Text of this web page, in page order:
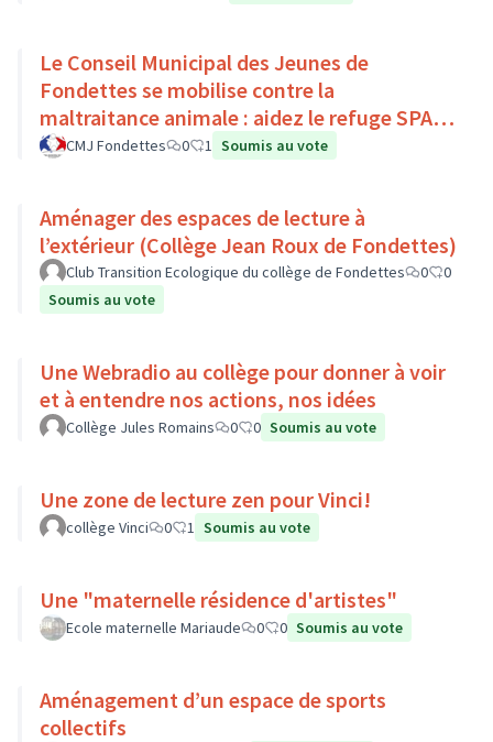
Le Conseil Municipal des Jeunes de
Fondettes se mobilise contre la
maltraitance animale : aidez le refuge SPA
de Luynes !
CMJ Fondettes 0 1 Soumis au vote
Aménager des espaces de lecture à
l’extérieur (Collège Jean Roux de Fondettes)
Club Transition Ecologique du collège de Fondettes 0
0
Soumis au vote
Une Webradio au collège pour donner à voir
et à entendre nos actions, nos idées
Collège Jules Romains 0 0 Soumis au vote
Une zone de lecture zen pour Vinci!
collège Vinci 0 1 Soumis au vote
Une "maternelle résidence d'artistes"
Ecole maternelle Mariaude 0 0 Soumis au vote
Aménagement d’un espace de sports
collectifs